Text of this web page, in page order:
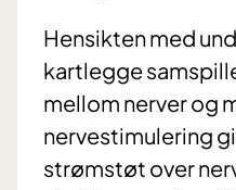
Hensikten med
kartlegge
mellom nerver og
nervestimulering
strømstøt over